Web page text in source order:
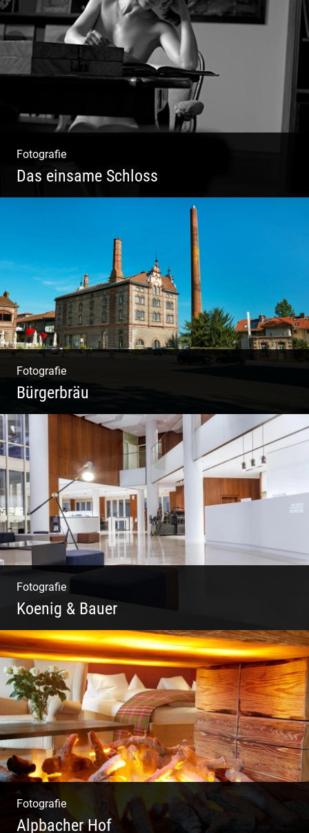
Luxuriöser Spa | Coole Köche
Fotografie
Das einsame Schloss
Aktfotografie | Zeichnen mit Licht & Schatten
Fotografie
Bürgerbräu
Gewerbe & Handwerk | Kultur & Kreativität |
Urban & Weltoffen | Gastro & Events
Fotografie
Koenig & Bauer
Moderne Architektur | Offen & Futuristisch |
Foyer Gestaltung | Weite Räume
Fotografie
Alpbacher Hof